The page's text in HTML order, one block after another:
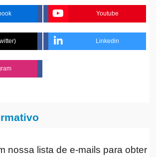
Youtube
Linkedin
nossa lista de e-mails para obter